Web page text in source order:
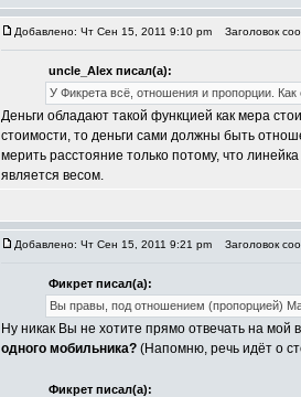
Добавлено: Чт Сен 15, 2011 9:10 pm Заголовок
uncle_Alex писал(а):
У Фикрета всё, отношения и пропорции. Как
Деньги обладают такой функцией как мера
стоимости, то деньги сами должны быть
мерить расстояние только потому, что
является весом.
Добавлено: Чт Сен 15, 2011 9:21 pm Заголовок
Фикрет писал(а):
Вы правы, под отношением (пропорцией)
Ну никак Вы не хотите прямо отвечать на мой
одного мобильника? (Напомню, речь идёт о
Фикрет писал(а):